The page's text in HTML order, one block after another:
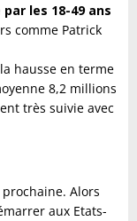
les 18-49 ans
comme Patrick
hausse en terme
8,2 millions
très suivie avec
Alors
aux Etats-